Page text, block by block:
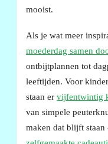
mooist.
Als je wat meer
moederdag samen
ontbijtplannen tot
leeftijden. Voor
staan er vijfentwintig
van simpele
maken dat blijft